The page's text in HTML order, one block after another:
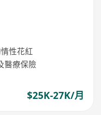
性花紅
醫療保險
$25K-27K/月